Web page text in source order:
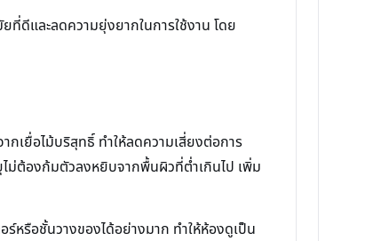
ดีและลดความยุ่งยากในการใช้งาน โดย
เยื่อไม้บริสุทธิ์ ทำให้ลดความเสี่ยงต่อการ
ม่ต้องก้มตัวลงหยิบจากพื้นผิวที่ต่ำเกินไป เพิ่ม
หรือชั้นวางของได้อย่างมาก ทำให้ห้องดูเป็น